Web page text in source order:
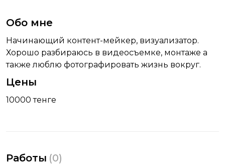
Обо мне
Начинающий контент-мейкер, визуализатор.
Хорошо разбираюсь в видеосъемке, монтаже а
также люблю фотографировать жизнь вокруг.
Цены
10000 тенге
Работы (0)